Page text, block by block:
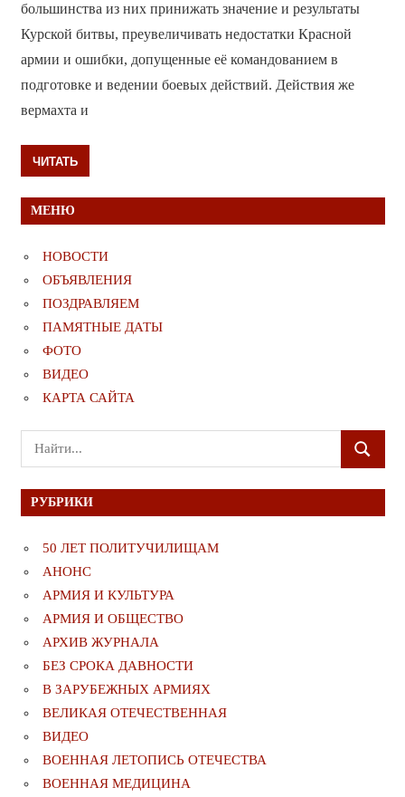
большинства из них принижать значение и результаты
Курской битвы, преувеличивать недостатки Красной
армии и ошибки, допущенные её командованием в
подготовке и ведении боевых действий. Действия же
вермахта и
ЧИТАТЬ
МЕНЮ
НОВОСТИ
ОБЪЯВЛЕНИЯ
ПОЗДРАВЛЯЕМ
ПАМЯТНЫЕ ДАТЫ
ФОТО
ВИДЕО
КАРТА САЙТА
Поиск
для:
ПОИСК
РУБРИКИ
50 ЛЕТ ПОЛИТУЧИЛИЩАМ
АНОНС
АРМИЯ И КУЛЬТУРА
АРМИЯ И ОБЩЕСТВО
АРХИВ ЖУРНАЛА
БЕЗ СРОКА ДАВНОСТИ
В ЗАРУБЕЖНЫХ АРМИЯХ
ВЕЛИКАЯ ОТЕЧЕСТВЕННАЯ
ВИДЕО
ВОЕННАЯ ЛЕТОПИСЬ ОТЕЧЕСТВА
ВОЕННАЯ МЕДИЦИНА